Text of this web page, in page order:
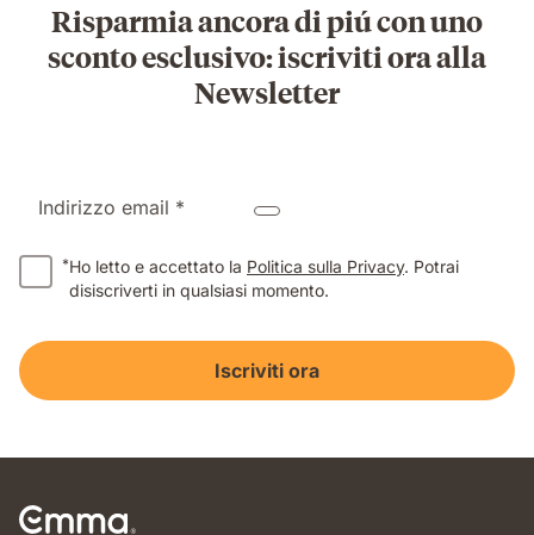
Risparmia ancora di piú con uno
sconto esclusivo: iscriviti ora alla
Newsletter
Indirizzo email *
*Ho letto e accettato la Politica sulla Privacy. Potrai
disiscriverti in qualsiasi momento.
Iscriviti ora